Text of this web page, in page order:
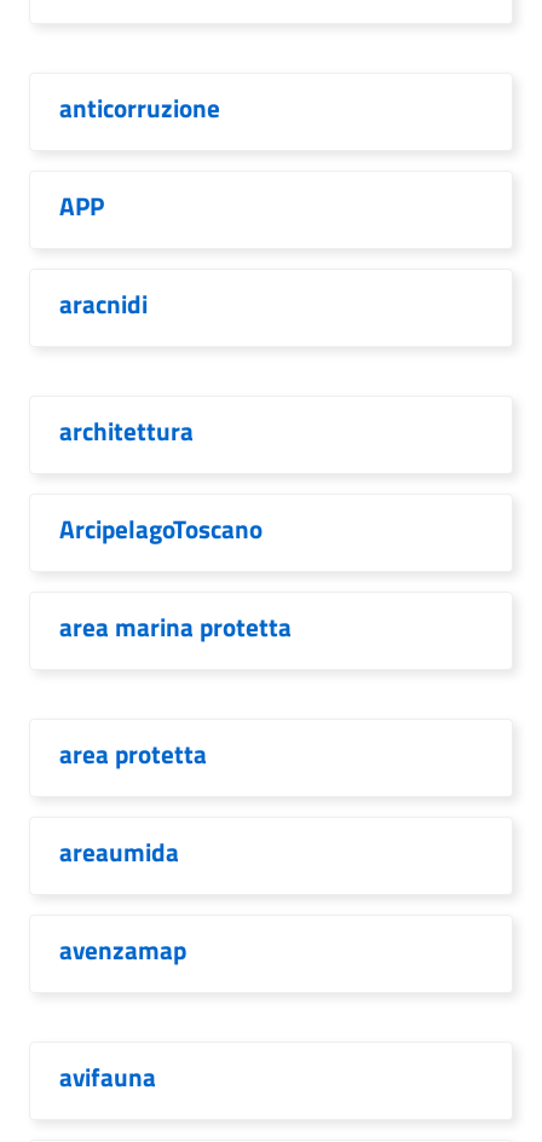
anticorruzione
APP
aracnidi
architettura
ArcipelagoToscano
area marina protetta
area protetta
areaumida
avenzamap
avifauna